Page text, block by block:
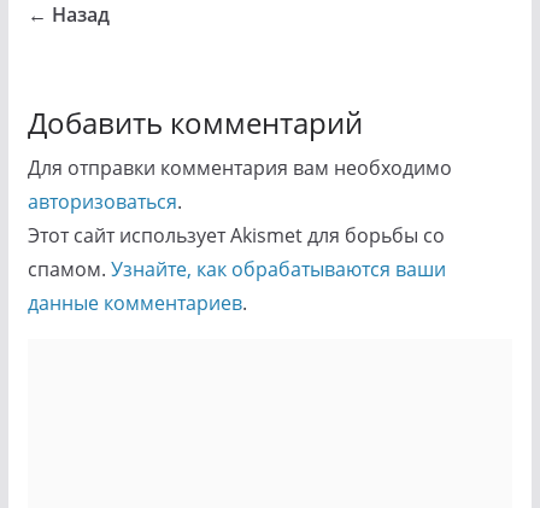
← Назад
Добавить комментарий
Для отправки комментария вам необходимо
авторизоваться.
Этот сайт использует Akismet для борьбы со
спамом. Узнайте, как обрабатываются ваши
данные комментариев.